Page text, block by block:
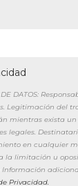
DE DATOS:
Legitimación del
mientras exista
en cualquier
la limitación u
Información
Privacidad.